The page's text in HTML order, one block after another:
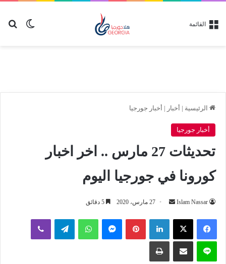
الوضع القائمة
الرئيسية | أخبار | أخبار جورجيا
أخبار جورجيا
تحديثات 27 مارس .. اخر اخبار
كورونا في جورجيا اليوم
Islam Nassar
أرسل
إلكترونيا
27 مارس، 2020
لينكدإن بينتيريستماسنجر واتساب تيلقرام ڤايبر
لاين مشاركة عبر البريد طباعة